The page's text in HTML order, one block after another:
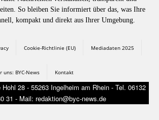
So bleiben Sie informiert über das, was Ihre
kompakt und direkt aus Ihrer Umgebung.
Cookie-Richtlinie (EU) Mediadaten 2025
uns: BYC-News Kontakt
Hohl 28 - 55263 Ingelheim am Rhein - Tel. 06132
31 - Mail: redaktion@byc-news.de